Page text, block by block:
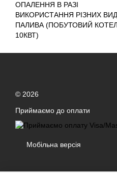
ОПАЛЕННЯ В РАЗІ
ВИКОРИСТАННЯ РІЗНИХ
ПАЛИВА (ПОБУТОВИЙ КОТЕЛ
10КВТ)
© 2026
Приймаємо до оплати
Мобільна версія